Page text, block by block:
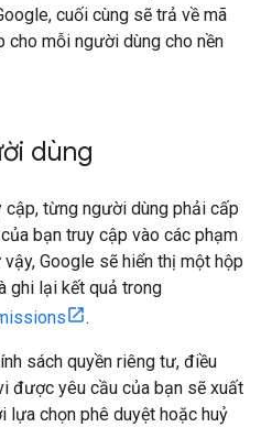
cuối cùng sẽ trả về mã
cho mỗi người dùng cho nền
dùng
từng người dùng phải cấp
bạn truy cập vào các phạm
Google sẽ hiển thị một hộp
ghi lại kết quả trong
.
sách quyền riêng tư, điều
được yêu cầu của bạn sẽ xuất
lựa chọn phê duyệt hoặc huỷ